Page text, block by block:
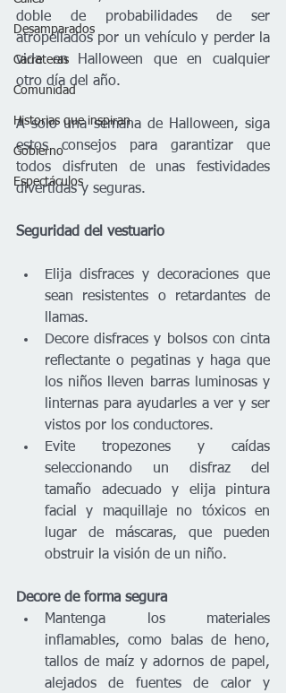
Desamparados
Carreteras
Comunidad
Historias que inspiran
Gobierno
Espectáculos
doble de probabilidades de ser
atropellados por un vehículo y perder la
vida en Halloween que en cualquier
otro día del año.
A solo una semana de Halloween, siga
estos consejos para garantizar que
todos disfruten de unas festividades
divertidas y seguras.
Seguridad del vestuario
Elija disfraces y decoraciones que
sean resistentes o retardantes de
llamas.
Decore disfraces y bolsos con cinta
reflectante o pegatinas y haga que
los niños lleven barras luminosas y
linternas para ayudarles a ver y ser
vistos por los conductores.
Evite tropezones y caídas
seleccionando un disfraz del
tamaño adecuado y elija pintura
facial y maquillaje no tóxicos en
lugar de máscaras, que pueden
obstruir la visión de un niño.
Decore de forma segura
Mantenga los materiales
inflamables, como balas de heno,
tallos de maíz y adornos de papel,
alejados de fuentes de calor y